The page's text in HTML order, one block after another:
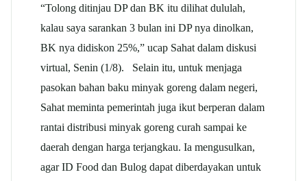
“Tolong ditinjau DP dan BK itu dilihat dululah,
kalau saya sarankan 3 bulan ini DP nya dinolkan,
BK nya didiskon 25%,” ucap Sahat dalam diskusi
virtual, Senin (1/8). Selain itu, untuk menjaga
pasokan bahan baku minyak goreng dalam negeri,
Sahat meminta pemerintah juga ikut berperan dalam
rantai distribusi minyak goreng curah sampai ke
daerah dengan harga terjangkau. Ia mengusulkan,
agar ID Food dan Bulog dapat diberdayakan untuk